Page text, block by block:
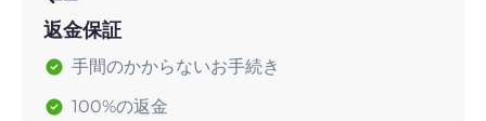
返金保証
手間のかからないお手続き
100%の返金